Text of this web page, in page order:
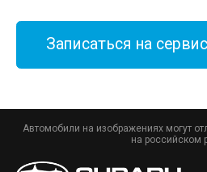
Записаться на сервис
Автомобили на изображениях могут
на российском